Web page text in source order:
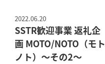
2022.06.20
SSTR歓迎事業 返礼企
画 MOTO/NOTO（モト
ノト）～その2～